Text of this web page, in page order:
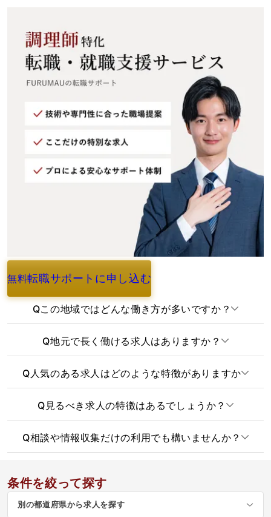
無料転職サポートに申し込む
よくあるご質問
Qこの地域ではどんな働き方が多いですか？
Q地元で長く働ける求人はありますか？
Q 人気のある求人はどのような特徴がありますか
Q 見るべき求人の特徴はあるでしょうか？
Q相談や情報収集だけの利用でも構いませんか？
条件を絞って探す
別の都道府県から求人を探す